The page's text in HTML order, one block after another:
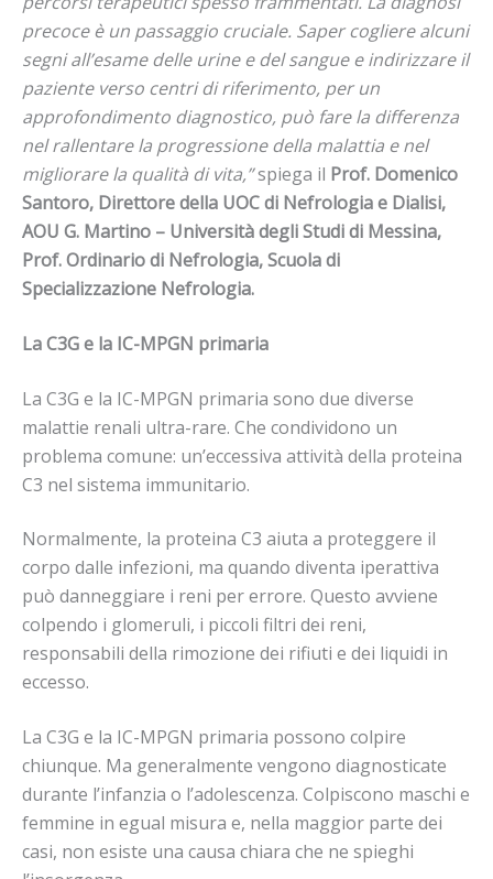
precoceèun passaggio cruciale. Saper cogliere alcuni
segni all’esame delle urine e del sangue e indirizzare il
paziente verso centri di riferimento, per un
approfondimento diagnostico, può fare la differenza
nel rallentare la progressione della malattia e nel
migliorare la qualità di vita,”spiega il Prof. Domenico
Santoro, Direttore della UOC di Nefrologia e Dialisi,
AOU G. Martino – Università degli Studi di Messina,
Prof. Ordinario di Nefrologia, Scuola di
Specializzazione Nefrologia.
La C3G e la IC-MPGN primaria
La C3G e la IC-MPGN primaria sono due diverse
malattie renali ultra-rare. Che condividono un
problema comune: un’eccessiva attività della proteina
C3 nel sistema immunitario.
Normalmente, la proteina C3 aiuta a proteggere il
corpo dalle infezioni, ma quando diventa iperattiva
può danneggiare i reni per errore. Questo avviene
colpendo i glomeruli, i piccoli filtri dei reni,
responsabili della rimozione dei rifiuti e dei liquidi in
eccesso.
La C3G e la IC-MPGN primaria possono colpire
chiunque. Ma generalmente vengono diagnosticate
durante l’infanzia o l’adolescenza. Colpiscono maschi e
femmine in egual misura e, nella maggior parte dei
casi, non esiste una causa chiara che ne spieghi